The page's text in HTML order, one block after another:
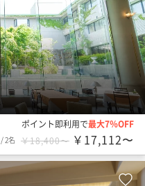
ポイント即利用で最大7％OFF
/2名 ￥18,400〜 ￥17,112〜